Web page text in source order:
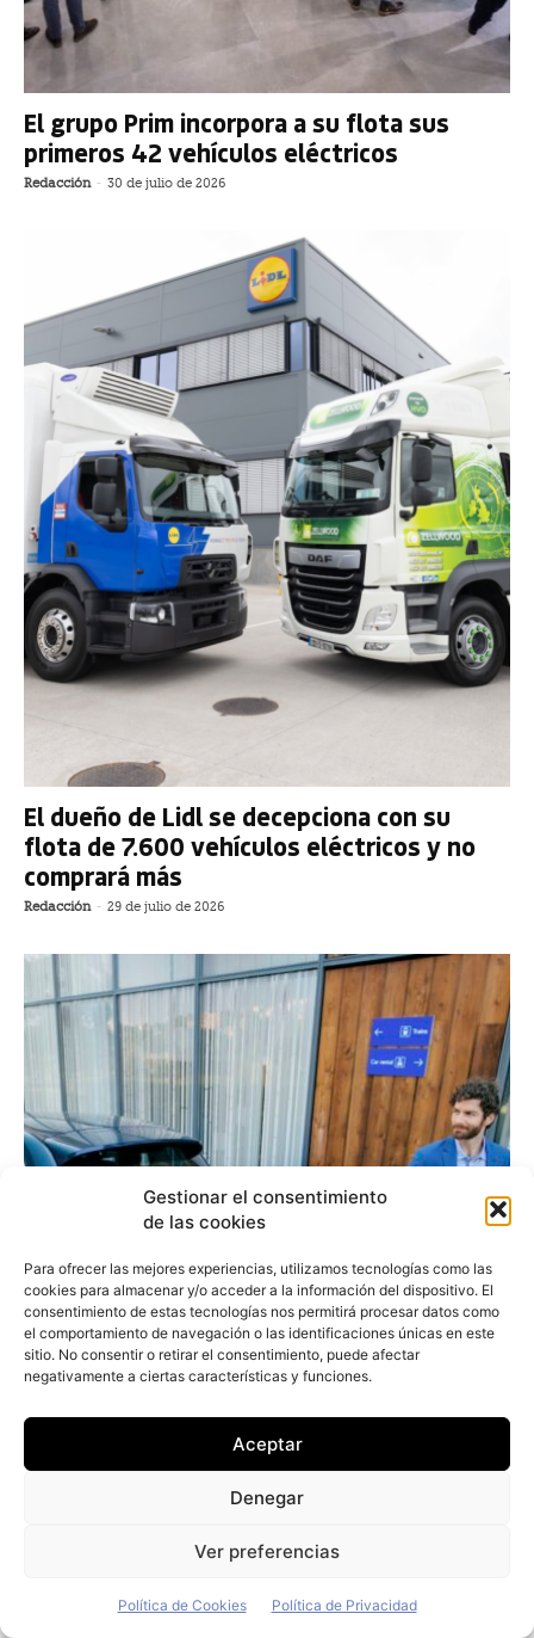
Gestionar el consentimiento
de las cookies
Para ofrecer las mejores experiencias, utilizamos tecnologías como las
cookies para almacenar y/o acceder a la información del dispositivo. El
consentimiento de estas tecnologías nos permitirá procesar datos como
el comportamiento de navegación o las identificaciones únicas en este
sitio. No consentir o retirar el consentimiento, puede afectar
negativamente a ciertas características y funciones.
Aceptar
Denegar
Ver preferencias
Política de Cookies Política de Privacidad
El grupo Prim incorpora a su flota sus
primeros 42 vehículos eléctricos
Redacción - 30 de julio de 2026
El dueño de Lidl se decepciona con su
flota de 7.600 vehículos eléctricos y no
comprará más
Redacción - 29 de julio de 2026
Stellantis vende su negocio de carsharing
Free2move al fondo alemán Mutares
28 de julio de 2026